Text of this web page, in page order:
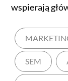
wspierają
SEM